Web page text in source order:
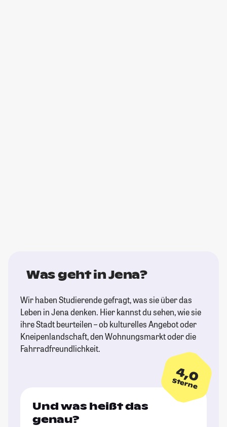
Was geht in Jena?
Wir haben Studierende gefragt, was sie über das
Leben in Jena denken. Hier kannst du sehen, wie sie
ihre Stadt beurteilen – ob kulturelles Angebot oder
Kneipenlandschaft, den Wohnungsmarkt oder die
Fahrradfreundlichkeit.
4,0
Sterne
Und was heißt das
genau?